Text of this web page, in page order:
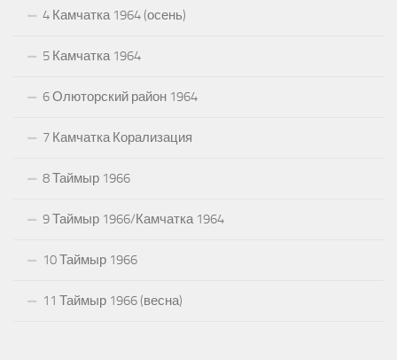
4 Камчатка 1964 (осень)
5 Камчатка 1964
6 Олюторский район 1964
7 Камчатка Корализация
8 Таймыр 1966
9 Таймыр 1966/Камчатка 1964
10 Таймыр 1966
11 Таймыр 1966 (весна)